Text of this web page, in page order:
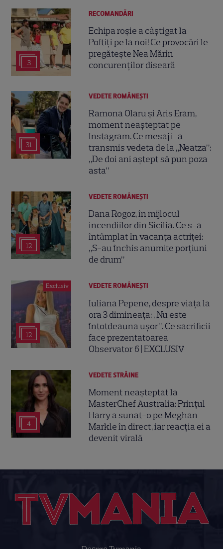
3
RECOMANDĂRI
Echipa roșie a câștigat la
Poftiți pe la noi! Ce provocări le
pregătește Nea Mărin
concurenților diseară
31
VEDETE ROMÂNEŞTI
Ramona Olaru și Aris Eram,
moment neașteptat pe
Instagram. Ce mesaj i-a
transmis vedeta de la „Neatza”:
„De doi ani aștept să pun poza
asta”
12
VEDETE ROMÂNEŞTI
Dana Rogoz, în mijlocul
incendiilor din Sicilia. Ce s-a
întâmplat în vacanța actriței:
„S-au închis anumite porțiuni
de drum”
Exclusiv
12
VEDETE ROMÂNEŞTI
Iuliana Pepene, despre viața la
ora 3 dimineața: „Nu este
întotdeauna ușor”. Ce sacrificii
face prezentatoarea
Observator 6 | EXCLUSIV
4
VEDETE STRĂINE
Moment neașteptat la
MasterChef Australia: Prințul
Harry a sunat-o pe Meghan
Markle în direct, iar reacția ei a
devenit virală